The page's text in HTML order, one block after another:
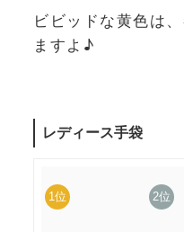
ビビッドな黄色は
ますよ♪